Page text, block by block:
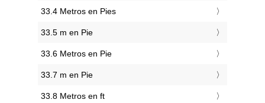
33.4 Metros en Pies
33.5 m en Pie
33.6 Metros en Pie
33.7 m en Pie
33.8 Metros en ft